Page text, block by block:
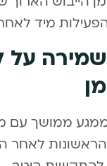
מיד
על
ממגע ממושך עם
לאחר